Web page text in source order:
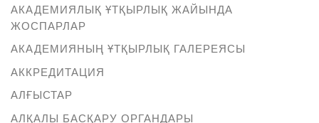
АКАДЕМИЯЛЫҚ ҰТҚЫРЛЫҚ ЖАЙЫНДА
ЖОСПАРЛАР
АКАДЕМИЯНЫҢ ҰТҚЫРЛЫҚ ГАЛЕРЕЯСЫ
АККРЕДИТАЦИЯ
АЛҒЫСТАР
АЛҚАЛЫ БАСҚАРУ ОРГАНДАРЫ